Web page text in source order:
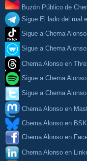
Buzón Público de
Sigue El lado del mal
Sigue a Chema
Sigue a Chema
Chema Alonso en
Sigue a Chema
Sigue a Chema
Chema Alonso en
Chema Alonso en
Chema Alonso en
Chema Alonso en